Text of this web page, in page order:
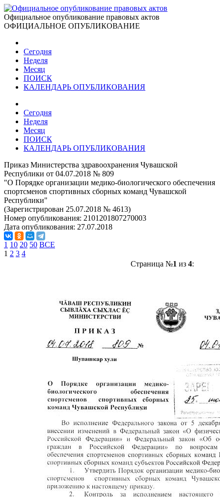
Официальное опубликование правовых актов
ОФИЦИАЛЬНОЕ ОПУБЛИКОВАНИЕ
Сегодня
Неделя
Месяц
ПОИСК
КАЛЕНДАРЬ ОПУБЛИКОВАНИЯ
Сегодня
Неделя
Месяц
ПОИСК
КАЛЕНДАРЬ ОПУБЛИКОВАНИЯ
Приказ Министерства здравоохранения Чувашской
Республики от 04.07.2018 № 809
"О Порядке организации медико-биологического обеспечения
спортсменов спортивных сборных команд Чувашской
Республики"
(Зарегистрирован 25.07.2018 № 4613)
Номер опубликования: 2101201807270003
Дата опубликования: 27.07.2018
1 10 20 50 ВСЕ
1 2 3 4
Страница №1 из 4: